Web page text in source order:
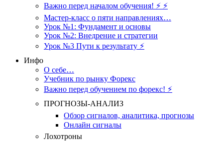
Важно перед началом обучения! ⚡ ⚡
Мастер-класс о пяти направлениях…
Урок №1: Фундамент и основы
Урок №2: Внедрение и стратегии
Урок №3 Пути к результату ⚡️
Инфо
О себе…
Учебник по рынку Форекс
Важно перед обучением по форекс! ⚡
ПРОГНОЗЫ-АНАЛИЗ
Обзор сигналов, аналитика, прогнозы
Онлайн сигналы
Лохотроны